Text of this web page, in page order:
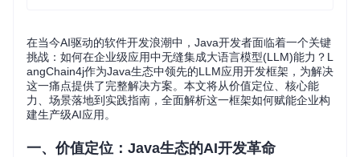
在当今AI驱动的软件开发浪潮中，Java开发者面临着一个关键
挑战：如何在企业级应用中无缝集成大语言模型(LLM)能力？L
angChain4j作为Java生态中领先的LLM应用开发框架，为解决
这一痛点提供了完整解决方案。本文将从价值定位、核心能
力、场景落地到实践指南，全面解析这一框架如何赋能企业构
建生产级AI应用。
一、价值定位：Java生态的AI开发革命